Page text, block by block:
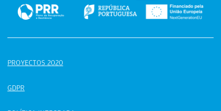
PROYECTOS 2020
GDPR